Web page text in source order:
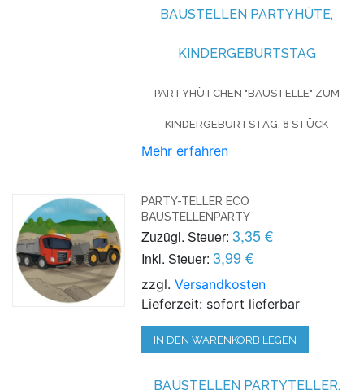
BAUSTELLEN PARTYHÜTE,
KINDERGEBURTSTAG
PARTYHÜTCHEN "BAUSTELLE" ZUM
KINDERGEBURTSTAG, 8 STÜCK
Mehr erfahren
PARTY-TELLER ECO
BAUSTELLENPARTY
Zuzügl. Steuer: 3,35 €
Inkl. Steuer: 3,99 €
zzgl.Versandkosten
Lieferzeit: sofort lieferbar
IN DEN WARENKORB LEGEN
BAUSTELLEN PARTYTELLER,